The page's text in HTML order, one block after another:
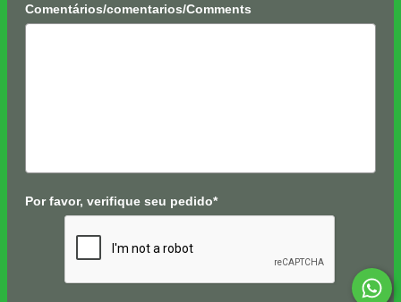
Comentários/comentarios/Comments
Por favor, verifique seu pedido*